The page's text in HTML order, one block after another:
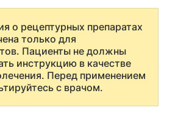
о рецептурных препаратах
только для
Пациенты не должны
инструкцию в качестве
Перед применением
с врачом.